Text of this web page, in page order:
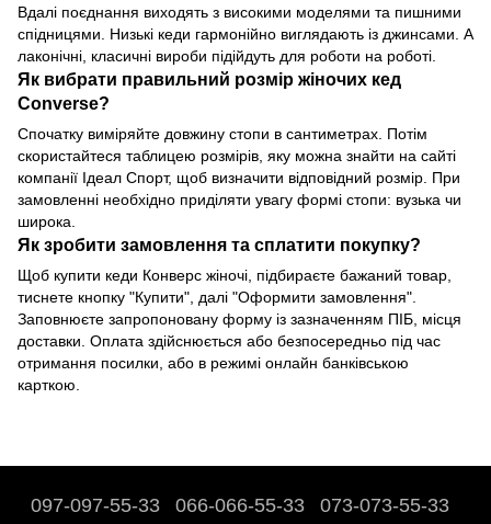
Вдалі поєднання виходять з високими моделями та пишними
спідницями. Низькі кеди гармонійно виглядають із джинсами. А
лаконічні, класичні вироби підійдуть для роботи на роботі.
Як вибрати правильний розмір жіночих кед
Converse?
Спочатку виміряйте довжину стопи в сантиметрах. Потім
скористайтеся таблицею розмірів, яку можна знайти на сайті
компанії Ідеал Спорт, щоб визначити відповідний розмір. При
замовленні необхідно приділяти увагу формі стопи: вузька чи
широка.
Як зробити замовлення та сплатити покупку?
Щоб купити кеди Конверс жіночі, підбираєте бажаний товар,
тиснете кнопку "Купити", далі "Оформити замовлення".
Заповнюєте запропоновану форму із зазначенням ПІБ, місця
доставки. Оплата здійснюється або безпосередньо під час
отримання посилки, або в режимі онлайн банківською
карткою.
097-097-55-33 066-066-55-33 073-073-55-33